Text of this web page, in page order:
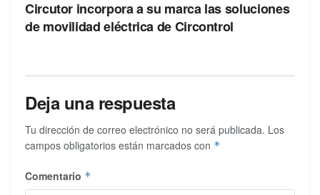
Circutor incorpora a su marca las soluciones
de movilidad eléctrica de Circontrol
Deja una respuesta
Tu dirección de correo electrónico no será publicada. Los
campos obligatorios están marcados con *
Comentario *